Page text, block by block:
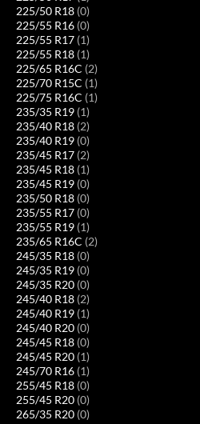
225/50 R18 (0)
225/55 R16 (0)
225/55 R17 (1)
225/55 R18 (1)
225/65 R16C (2)
225/70 R15C (1)
225/75 R16C (1)
235/35 R19 (1)
235/40 R18 (2)
235/40 R19 (0)
235/45 R17 (2)
235/45 R18 (1)
235/45 R19 (0)
235/50 R18 (0)
235/55 R17 (0)
235/55 R19 (1)
235/65 R16C (2)
245/35 R18 (0)
245/35 R19 (0)
245/35 R20 (0)
245/40 R18 (2)
245/40 R19 (1)
245/40 R20 (0)
245/45 R18 (0)
245/45 R20 (1)
245/70 R16 (1)
255/45 R18 (0)
255/45 R20 (0)
265/35 R20 (0)